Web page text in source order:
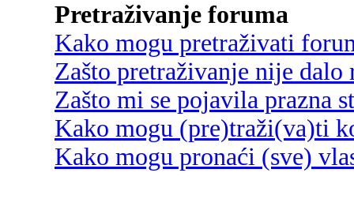
Pretraživanje foruma
Kako mogu pretraživati
Zašto pretraživanje nije dalo
Zašto mi se pojavila prazna
Kako mogu (pre)traži(va)ti
Kako mogu pronaći (sve)